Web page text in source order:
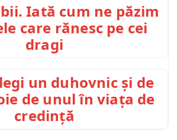
Iată cum ne păzim
care rănesc pe cei
dragi
un duhovnic și de
de unul în viața de
credință